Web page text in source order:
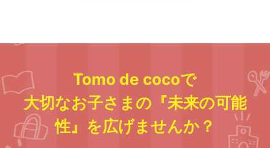
Tomo de cocoで
大切なお子さまの『未来の可能
性』を広げませんか？